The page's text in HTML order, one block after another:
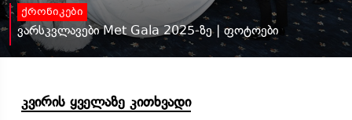
ქრონიკები
ვარსკვლავები Met Gala 2025-ზე | ფოტოები
კვირის ყველაზე კითხვადი